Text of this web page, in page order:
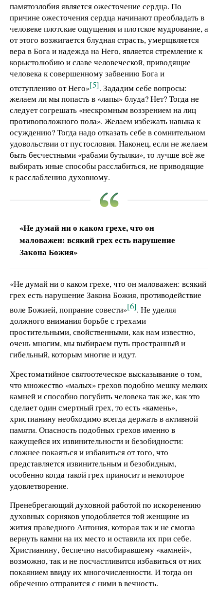
памятозлобия является ожесточение сердца. По
причине ожесточения сердца начинают преобладать в
человеке плотские ощущения и плотское мудрование, а
от этого возжигается блудная страсть, умерщвляется
вера в Бога и надежда на Него, является стремление к
корыстолюбию и славе человеческой, приводящие
человека к совершенному забвению Бога и
отступлению от Него»[5]. Зададим себе вопросы:
желаем ли мы попасть в «лапы» блуда? Нет? Тогда не
следует согрешать «нескромным воззрением на лиц
противоположного пола». Желаем избежать навыка к
осуждению? Тогда надо отказать себе в сомнительном
удовольствии от пустословия. Наконец, если не желаем
быть бесчестными «рабами бутылки», то лучше всё же
выбирать иные способы расслабиться, не приводящие
к расслаблению духовному.
«Не думай ни о каком грехе, что он
маловажен: всякий грех есть нарушение
Закона Божия»
«Не думай ни о каком грехе, что он маловажен: всякий
грех есть нарушение Закона Божия, противодействие
воле Божией, попрание совести»[6]. Не уделяя
должного внимания борьбе с грехами
простительными, свойственными, как нам известно,
очень многим, мы выбираем путь пространный и
гибельный, которым многие и идут.
Хрестоматийное святоотеческое высказывание о том,
что множество «малых» грехов подобно мешку мелких
камней и способно погубить человека так же, как это
сделает один смертный грех, то есть «камень»,
христианину необходимо всегда держать в активной
памяти. Опасность подобных грехов именно в
кажущейся их извинительности и безобидности:
сложнее покаяться и избавиться от того, что
представляется извинительным и безобидным,
особенно когда такой грех приносит и некоторое
удовлетворение.
Пренебрегающий духовной работой по искоренению
духовных сорняков уподобляется той женщине из
жития праведного Антония, которая так и не смогла
вернуть камни на их место и оставила их при себе.
Христианину, беспечно насобиравшему «камней»,
возможно, так и не посчастливится избавиться от них
покаянием ввиду их многочисленности. И тогда он
обреченно отправится с ними в вечность.